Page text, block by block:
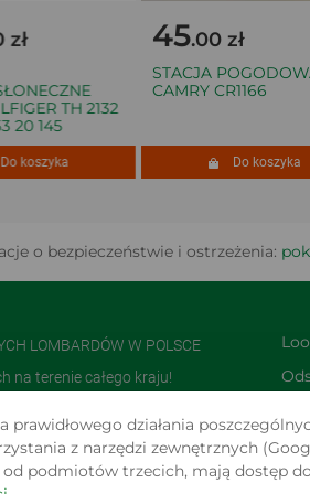
TH 2132
145
koszyka
45.00 zł
STACJA POGODOWA
CAMRY CR1166
Do koszyka
o bezpieczeństwie i ostrzeżenia:
LOMBARDÓW W POLSCE
na terenie całego kraju!
SERWISIE
działania
z narzędzi zewnętrznych
podmiotów trzecich, mają dostęp